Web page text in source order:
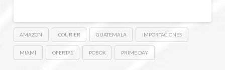
AMAZON COURIER GUATEMALA IMPORTACIONES
MIAMI OFERTAS POBOX PRIME DAY